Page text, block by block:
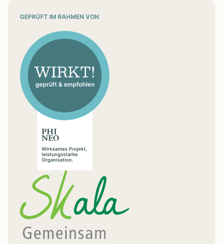
GEPRÜFT IM RAHMEN VON